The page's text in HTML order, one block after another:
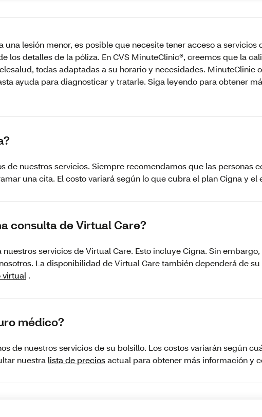
una lesión menor, es posible que necesite tener acceso a
detalles de la póliza. En CVS MinuteClinic®, creemos que la
todas adaptadas a su horario y necesidades. MinuteClinic
ayuda para diagnosticar y tratarle. Siga leyendo para obtener
de nuestros servicios. Siempre recomendamos que las personas
una cita. El costo variará según lo que cubra el plan Cigna y el
consulta de Virtual Care?
servicios de Virtual Care. Esto incluye Cigna. Sin
La disponibilidad de Virtual Care también dependerá de
virtual .
médico?
de nuestros servicios de su bolsillo. Los costos variarán según
nuestra lista de preciosactual para obtener más información y